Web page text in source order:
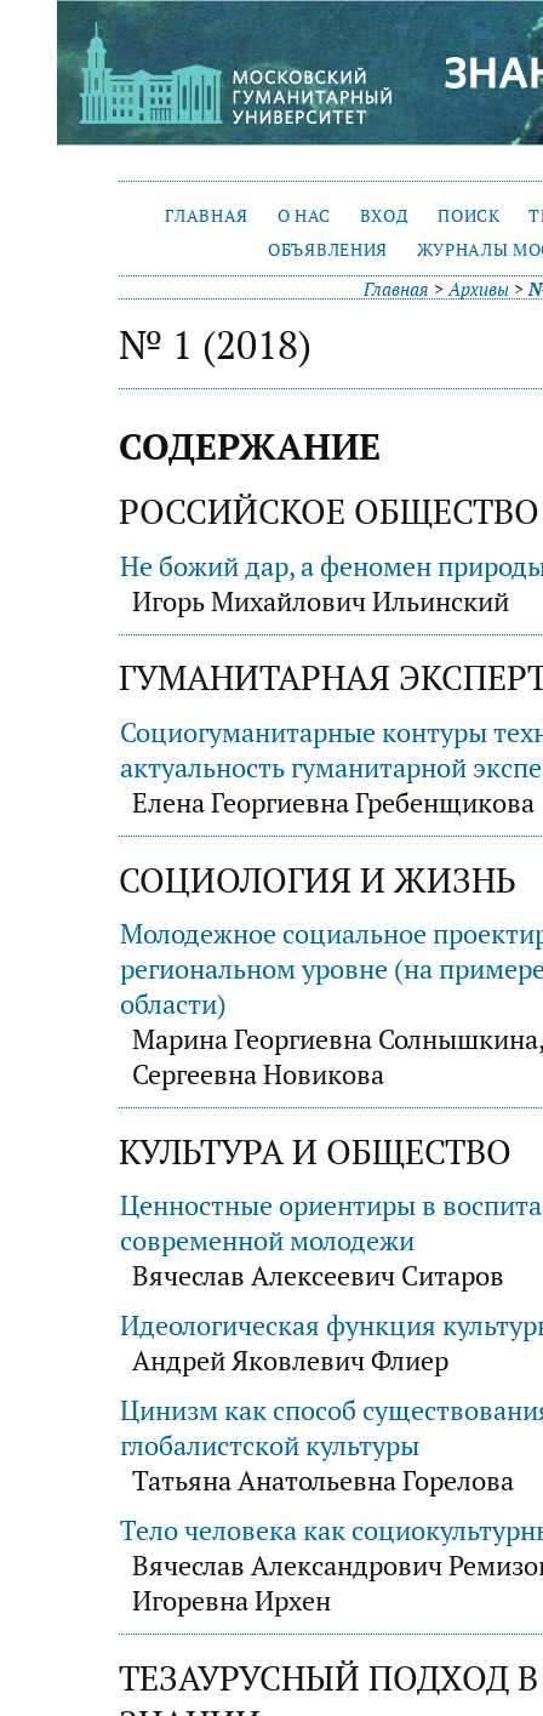
ГЛАВНАЯ О НАС ВХОД ПОИСК
ОБЪЯВЛЕНИЯ
ЖУРНАЛЫ
Главная >Архивы>
№ 1 (2018)
СОДЕРЖАНИЕ
РОССИЙСКОЕ ОБЩЕСТВО
Не божий дар, а феномен
Игорь Михайлович Ильинский
ГУМАНИТАРНАЯ
Социогуманитарные контуры
актуальность гуманитарной
Елена Георгиевна Гребенщикова
СОЦИОЛОГИЯ И ЖИЗНЬ
Молодежное социальное
региональном уровне (на
области)
Марина Георгиевна
Сергеевна Новикова
КУЛЬТУРА И ОБЩЕСТВО
Ценностные ориентиры в
современной молодежи
Вячеслав Алексеевич Ситаров
Идеологическая функция
Андрей Яковлевич Флиер
Цинизм как способ
глобалистской культуры
Татьяна Анатольевна Горелова
Тело человека как
Вячеслав Александрович
Игоревна Ирхен
ТЕЗАУРУСНЫЙ ПОДХОД